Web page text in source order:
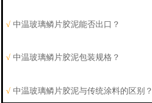
√ 中温玻璃鳞片胶泥能否出口？
√ 中温玻璃鳞片胶泥包装规格？
√ 中温玻璃鳞片胶泥与传统涂料的区别？